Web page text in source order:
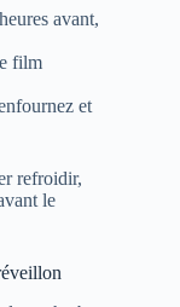
avant,
film
et
refroidir,
le